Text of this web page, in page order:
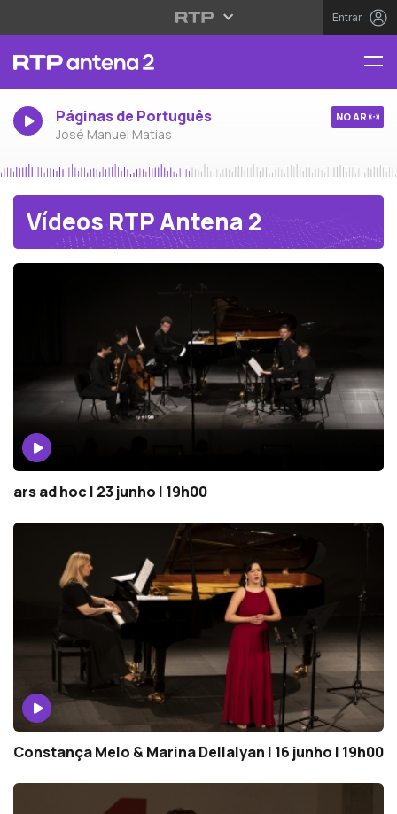
Entrar
Páginas de Português
José Manuel Matias
NO AR
Vídeos RTP Antena 2
ars ad hoc | 23 junho | 19h00
Constança Melo & Marina Dellalyan | 16 junho | 19h00